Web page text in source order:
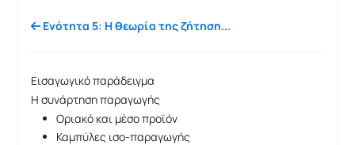
Ενότητα 5: H θεωρία της ζήτηση...
Εισαγωγικό παράδειγμα
Η συνάρτηση παραγωγής
Οριακό και μέσο προϊόν
Καμπύλες ισο-παραγωγής